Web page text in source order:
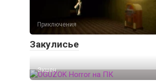
Приключения
Закулисье
Экшен